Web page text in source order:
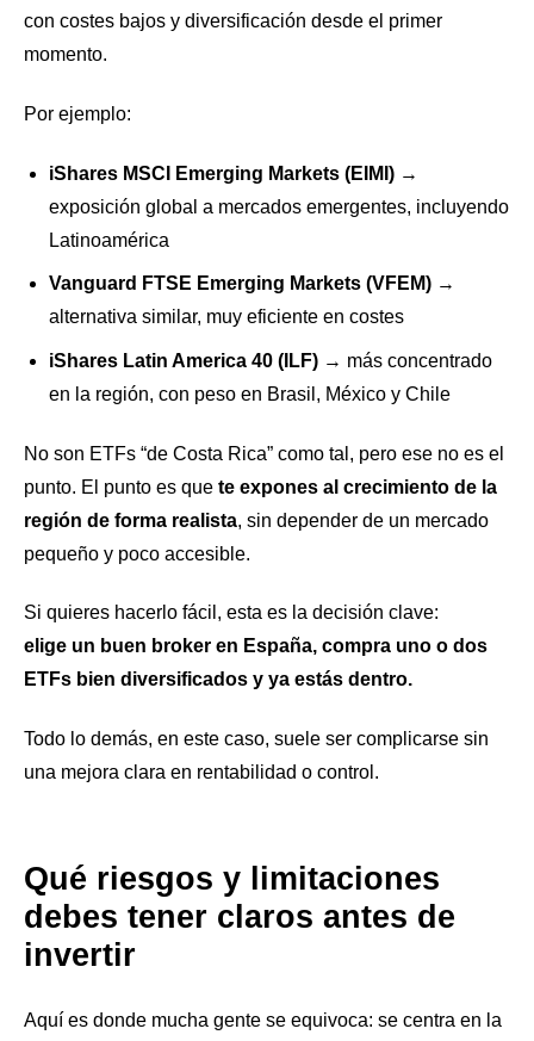
con costes bajos y diversificación desde el primer
momento.
Por ejemplo:
iShares MSCI Emerging Markets (EIMI)→
exposición global a mercados emergentes, incluyendo
Latinoamérica
Vanguard FTSE Emerging Markets (VFEM)→
alternativa similar, muy eficiente en costes
iShares Latin America 40 (ILF)→ más concentrado
en la región, con peso en Brasil, México y Chile
No son ETFs “de Costa Rica” como tal, pero ese no es el
punto. El punto es que te expones al crecimiento de la
región de forma realista, sin depender de un mercado
pequeño y poco accesible.
Si quieres hacerlo fácil, esta es la decisión clave:
elige un buen broker en España, compra uno o dos
ETFs bien diversificados y ya estás dentro.
Todo lo demás, en este caso, suele ser complicarse sin
una mejora clara en rentabilidad o control.
Qué riesgos y limitaciones
debes tener claros antes de
invertir
Aquí es donde mucha gente se equivoca: se centra en la